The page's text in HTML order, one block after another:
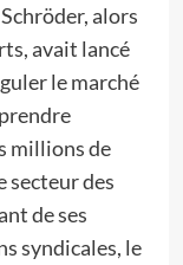
alors
avait lancé
le marché
millions de
secteur des
de ses
syndicales, le